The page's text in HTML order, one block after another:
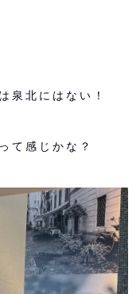
泉北にはない！
て感じかな？